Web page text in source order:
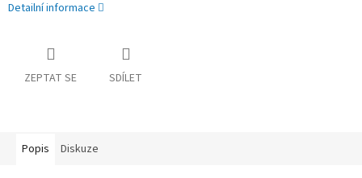
Detailní informace
ZEPTAT SE SDÍLET
Popis Diskuze